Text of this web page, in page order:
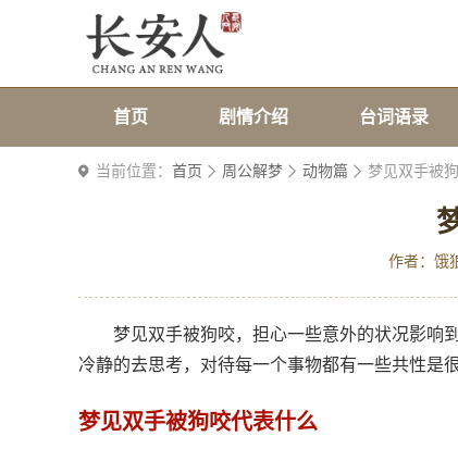
首页 剧情介绍 台词语录
当前位置： 首页 周公解梦 动物篇 梦见双手被
作者：饿
梦见双手被狗咬，担心一些意外的状况影响
冷静的去思考，对待每一个事物都有一些共性是
梦见双手被狗咬代表什么